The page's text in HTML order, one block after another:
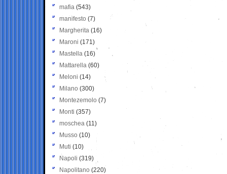
mafia (543)
manifesto (7)
Margherita (16)
Maroni (171)
Mastella (16)
Mattarella (60)
Meloni (14)
Milano (300)
Montezemolo (7)
Monti (357)
moschea (11)
Musso (10)
Muti (10)
Napoli (319)
Napolitano (220)